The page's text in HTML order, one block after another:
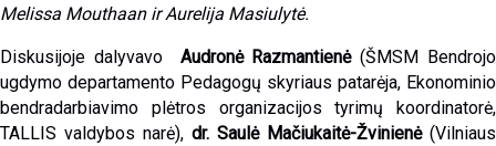
Melissa Mouthaan ir Aurelija Masiulytė.
Diskusijoje dalyvavo Audronė Razmantienė(ŠMSM Bendrojo
ugdymo departamento Pedagogų skyriaus patarėja, Ekonominio
bendradarbiavimo plėtros organizacijos tyrimų koordinatorė,
TALLIS valdybos narė), dr. Saulė Mačiukaitė-Žvinienė (Vilniaus